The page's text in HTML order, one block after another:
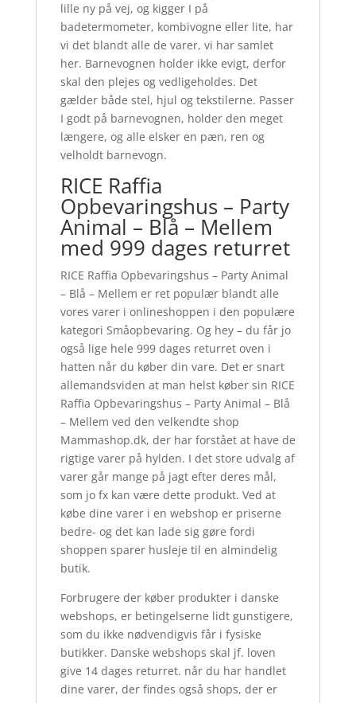
lille ny på vej, og kigger I på
badetermometer, kombivogne eller lite, har
vi det blandt alle de varer, vi har samlet
her. Barnevognen holder ikke evigt, derfor
skal den plejes og vedligeholdes. Det
gælder både stel, hjul og tekstilerne. Passer
I godt på barnevognen, holder den meget
længere, og alle elsker en pæn, ren og
velholdt barnevogn.
RICE Raffia
Opbevaringshus – Party
Animal – Blå – Mellem
med 999 dages returret
RICE Raffia Opbevaringshus – Party Animal
– Blå – Mellem er ret populær blandt alle
vores varer i onlineshoppen i den populære
kategori Småopbevaring. Og hey – du får jo
også lige hele 999 dages returret oven i
hatten når du køber din vare. Det er snart
allemandsviden at man helst køber sin RICE
Raffia Opbevaringshus – Party Animal – Blå
– Mellem ved den velkendte shop
Mammashop.dk, der har forstået at have de
rigtige varer på hylden. I det store udvalg af
varer går mange på jagt efter deres mål,
som jo fx kan være dette produkt. Ved at
købe dine varer i en webshop er priserne
bedre- og det kan lade sig gøre fordi
shoppen sparer husleje til en almindelig
butik.
Forbrugere der køber produkter i danske
webshops, er betingelserne lidt gunstigere,
som du ikke nødvendigvis får i fysiske
butikker. Danske webshops skal jf. loven
give 14 dages returret. når du har handlet
dine varer, der findes også shops, der er